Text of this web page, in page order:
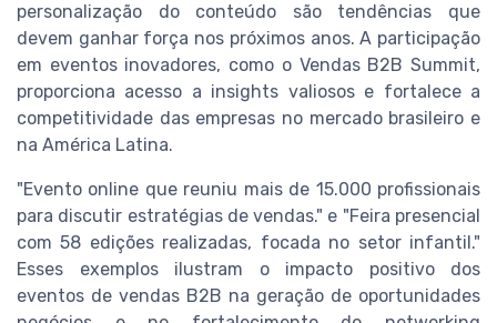
personalização do conteúdo são tendências que
devem ganhar força nos próximos anos. A participação
em eventos inovadores, como o Vendas B2B Summit,
proporciona acesso a insights valiosos e fortalece a
competitividade das empresas no mercado brasileiro e
na América Latina.
"Evento online que reuniu mais de 15.000 profissionais
para discutir estratégias de vendas." e "Feira presencial
com 58 edições realizadas, focada no setor infantil."
Esses exemplos ilustram o impacto positivo dos
eventos de vendas B2B na geração de oportunidades